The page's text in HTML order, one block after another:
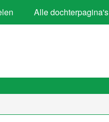
Alle dochterpagina's